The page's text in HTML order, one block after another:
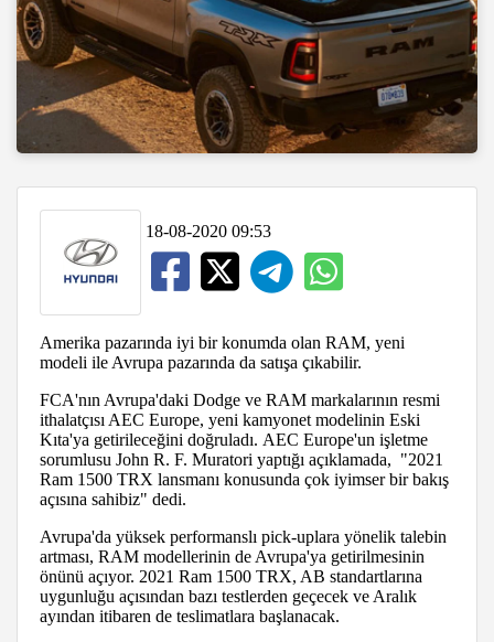
18-08-2020 09:53
Amerika pazarında iyi bir konumda olan RAM, yeni
modeli ile Avrupa pazarında da satışa çıkabilir.
FCA'nın Avrupa'daki Dodge ve RAM markalarının resmi
ithalatçısı AEC Europe, yeni kamyonet modelinin Eski
Kıta'ya getirileceğini doğruladı. AEC Europe'un işletme
sorumlusu John R. F. Muratori yaptığı açıklamada, "2021
Ram 1500 TRX lansmanı konusunda çok iyimser bir bakış
açısına sahibiz" dedi.
Avrupa'da yüksek performanslı pick-uplara yönelik talebin
artması, RAM modellerinin de Avrupa'ya getirilmesinin
önünü açıyor. 2021 Ram 1500 TRX, AB standartlarına
uygunluğu açısından bazı testlerden geçecek ve Aralık
ayından itibaren de teslimatlara başlanacak.